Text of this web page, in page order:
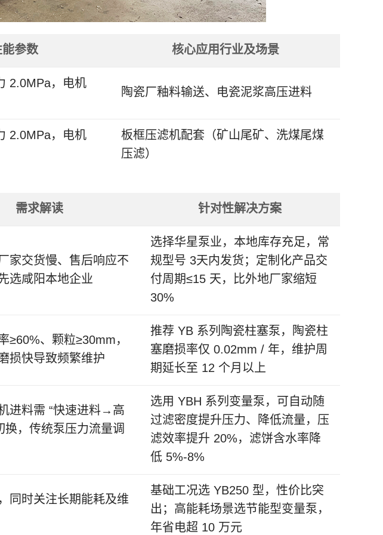
参数 核心应用行业及场景
2.0MPa，电机
陶瓷厂釉料输送、电瓷泥浆高压进料
2.0MPa，电机
板框压滤机配套（矿山尾矿、洗煤尾煤
压滤）
需求解读 针对性解决方案
家交货慢、售后响应不
选咸阳本地企业
选择华星泵业，本地库存充足，常
规型号 3天内发货；定制化产品交
付周期≤15 天，比外地厂家缩短
30%
≥60%、颗粒≥30mm，
损快导致频繁维护
推荐 YB 系列陶瓷柱塞泵，陶瓷柱
塞磨损率仅 0.02mm / 年，维护周
期延长至 12 个月以上
进料需 “快速进料→高
换，传统泵压力流量调
选用 YBH 系列变量泵，可自动随
过滤密度提升压力、降低流量，压
滤效率提升 20%，滤饼含水率降
低 5%-8%
同时关注长期能耗及维
基础工况选 YB250 型，性价比突
出；高能耗场景选节能型变量泵，
年省电超 10 万元